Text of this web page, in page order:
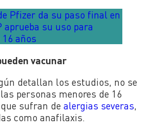
Pfizer da su paso final en
aprueba su uso para
años
vacunar
detallan los estudios, no se
personas menores de 16
sufran de alergias severas,
como anafilaxis.